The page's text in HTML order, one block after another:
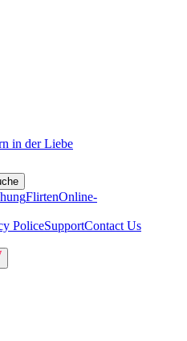
in der Liebe
FlirtenOnline-
PoliceSupportContact Us